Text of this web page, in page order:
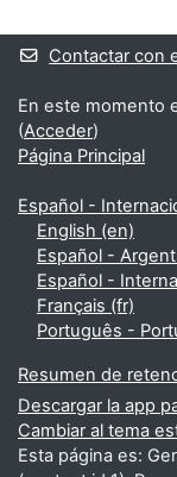
Bloques
Contactar con
En este momento
(Acceder)
Página Principal
Español -
English ‎(en)‎
Español -
Español -
Français ‎(fr)‎
Português -
Resumen de
Descargar la app
Cambiar al tema
Esta página es: